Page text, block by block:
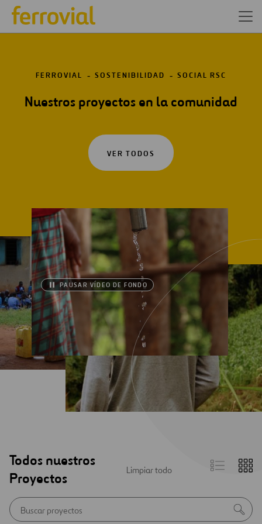
PAUSAR VÍDEO DE FONDO
FERROVIAL SOSTENIBILIDAD SOCIAL RSC
Nuestros proyectos en la comunidad
VER TODOS
Todos nuestros
Proyectos
Limpiar todo
List
view
Aviso
inicial